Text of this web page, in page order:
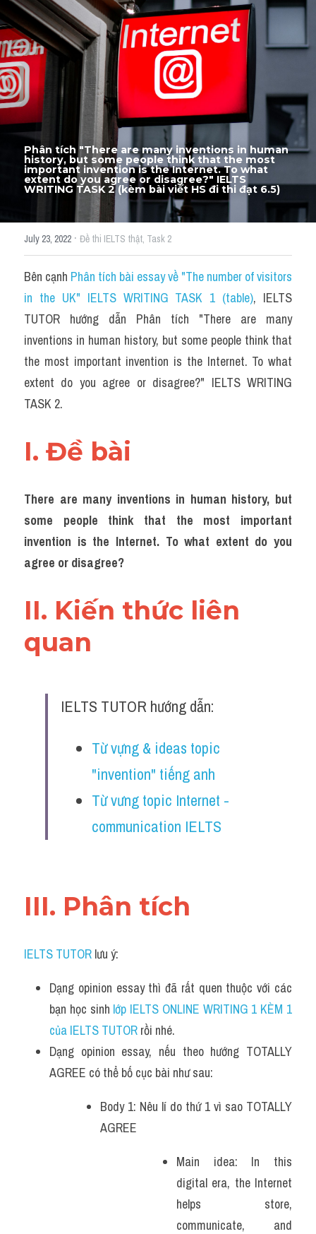
Thư Tín
SGK
Vocabularies
Đề writing theo topic
Pie
Line graph
Bar chart
Đề thi thật IELTS GENERAL
Task 2
Từ vựng theo topic
Từ vựng theo Topic
Map
Environment
Đề thi thật Task 1
Task 1
Đề thi IELTS thật
IELTS Advice
Đề thi thật Task 2
Speaking
Business
Thành tích học viên
Phân tích "There are many inventions in human
history, but some people think that the most
important invention is the Internet. To what
extent do you agree or disagree?" IELTS
WRITING TASK 2 (kèm bài viết HS đi thi đạt 6.5)
July 23, 2022 · Đề thi IELTS thật, Task 2
Bên cạnh Phân tích bài essay về "The number of visitors
in the UK" IELTS WRITING TASK 1 (table), IELTS
TUTOR hướng dẫn Phân tích "There are many
inventions in human history, but some people think that
the most important invention is the Internet. To what
extent do you agree or disagree?" IELTS WRITING
TASK 2.
I. Đề bài
There are many inventions in human history, but
some people think that the most important
invention is the Internet. To what extent do you
agree or disagree?
II. Kiến thức liên
quan
IELTS TUTOR hướng dẫn:
Từ vựng & ideas topic
"invention" tiếng anh
Từ vưng topic Internet -
communication IELTS
III. Phân tích
IELTS TUTOR lưu ý:
Dạng opinion essay thì đã rất quen thuộc với các
bạn học sinh lớp IELTS ONLINE WRITING 1 KÈM 1
của IELTS TUTOR rồi nhé.
Dạng opinion essay, nếu theo hướng TOTALLY
AGREE có thể bố cục bài như sau:
Body 1: Nêu lí do thứ 1 vì sao TOTALLY
AGREE
Main idea: In this
digital era, the Internet
helps store,
communicate, and